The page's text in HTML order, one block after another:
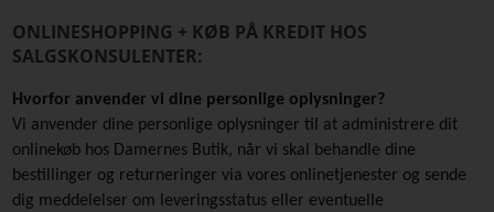
ONLINESHOPPING + KØB PÅ KREDIT HOS
SALGSKONSULENTER:
Hvorfor anvender vi dine personlige oplysninger?
Vi anvender dine personlige oplysninger til at administrere dit
onlinekøb hos Damernes Butik, når vi skal behandle dine
bestillinger og returneringer via vores onlinetjenester og sende
dig meddelelser om leveringsstatus eller eventuelle